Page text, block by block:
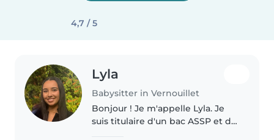
4,7 / 5
Lyla
Babysitter in Vernouillet
Bonjour ! Je m'appelle Lyla. Je
suis titulaire d'un bac ASSP et du